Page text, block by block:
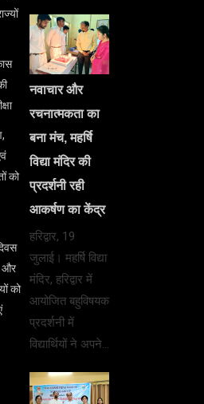
को
और
को
नवाचार और
रचनात्मकता का
बना मंच, महर्षि
विद्या मंदिर की
प्रदर्शनी रही
आकर्षण का केंद्र
हरिद्वार, 19
जुलाई। महर्षि विद्या
मंदिर, हरिद्वार में
आयोजित बहुविषयक
प्रदर्शनी में
विद्यार्थियों ने अपने…